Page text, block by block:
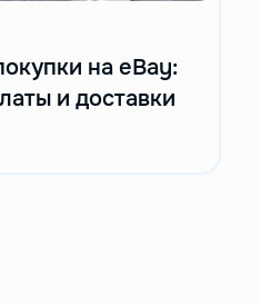
на eBay:
и доставки